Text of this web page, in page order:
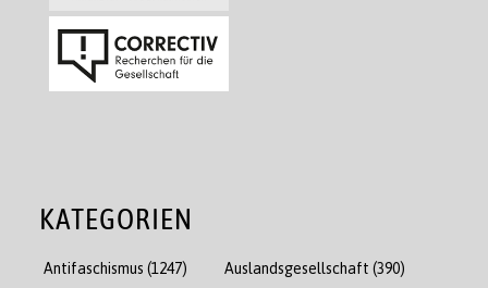
KATEGORIEN
Antifaschismus (1247) Auslandsgesellschaft (390)